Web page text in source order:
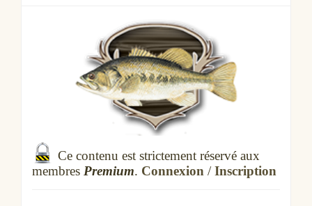
Ce contenu est strictement réservé aux
membres Premium. Connexion /Inscription